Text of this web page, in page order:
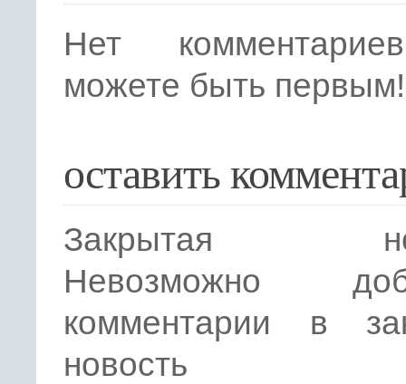
Нет
можете быть первым!
оставить
Закрытая
Невозможно
комментарии в
новость